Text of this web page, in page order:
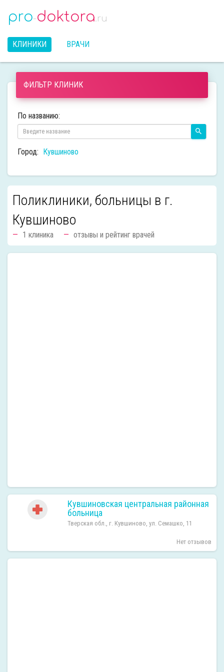
pro-doktora.ru
КЛИНИКИ ВРАЧИ
ФИЛЬТР КЛИНИК
По названию:
Город: Кувшиново
Поликлиники, больницы в г.
Кувшиново
1 клиника отзывы и рейтинг врачей
Кувшиновская центральная районная
больница
Тверская обл., г. Кувшиново, ул. Семашко, 11
Нет отзывов